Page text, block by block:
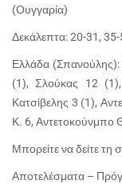
(Ουγγαρία)
Δεκάλεπτα: 20-31,
Ελλάδα (Σπανούλης):
(1), Σλούκας 12
Κατσίβελης 3 (1),
Κ. 6, Αντετοκούνμπο
Μπορείτε να δείτε τη
Αποτελέσματα –